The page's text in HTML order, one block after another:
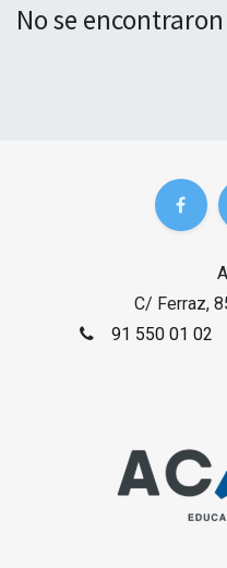
No se
C/ Ferraz,
91 550 01 02